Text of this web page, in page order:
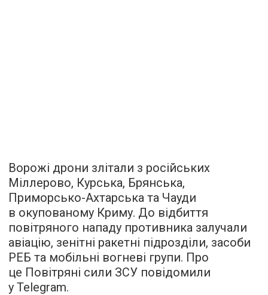
Ворожі дрони злітали з російських
Міллерово, Курська, Брянська,
Приморсько-Ахтарська та Чауди
в окупованому Криму. До відбиття
повітряного нападу противника залучали
авіацію, зенітні ракетні підрозділи, засоби
РЕБ та мобільні вогневі групи. Про
це Повітряні сили ЗСУ повідомили
у Telegram.